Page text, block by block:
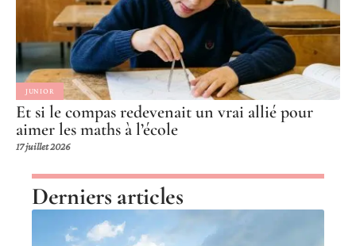
JUNIOR
Et si le compas redevenait un vrai allié pour
aimer les maths à l’école
17 juillet 2026
Derniers articles